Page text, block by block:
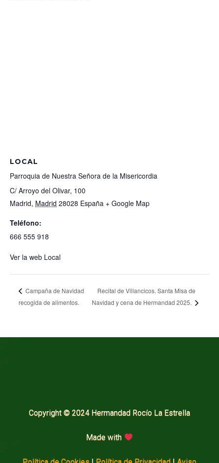
LOCAL
Parroquia de Nuestra Señora de la Misericordia
C/ Arroyo del Olivar, 100
Madrid, Madrid 28028 España + Google Map
Teléfono:
666 555 918
Ver la web Local
Campaña de Navidad
recogida de alimentos.
Recital de Villancicos. Santa Misa de
Navidad y cena de Hermandad 2025.
Copyright © 2024 Hermandad Rocío La Estrella
Made with